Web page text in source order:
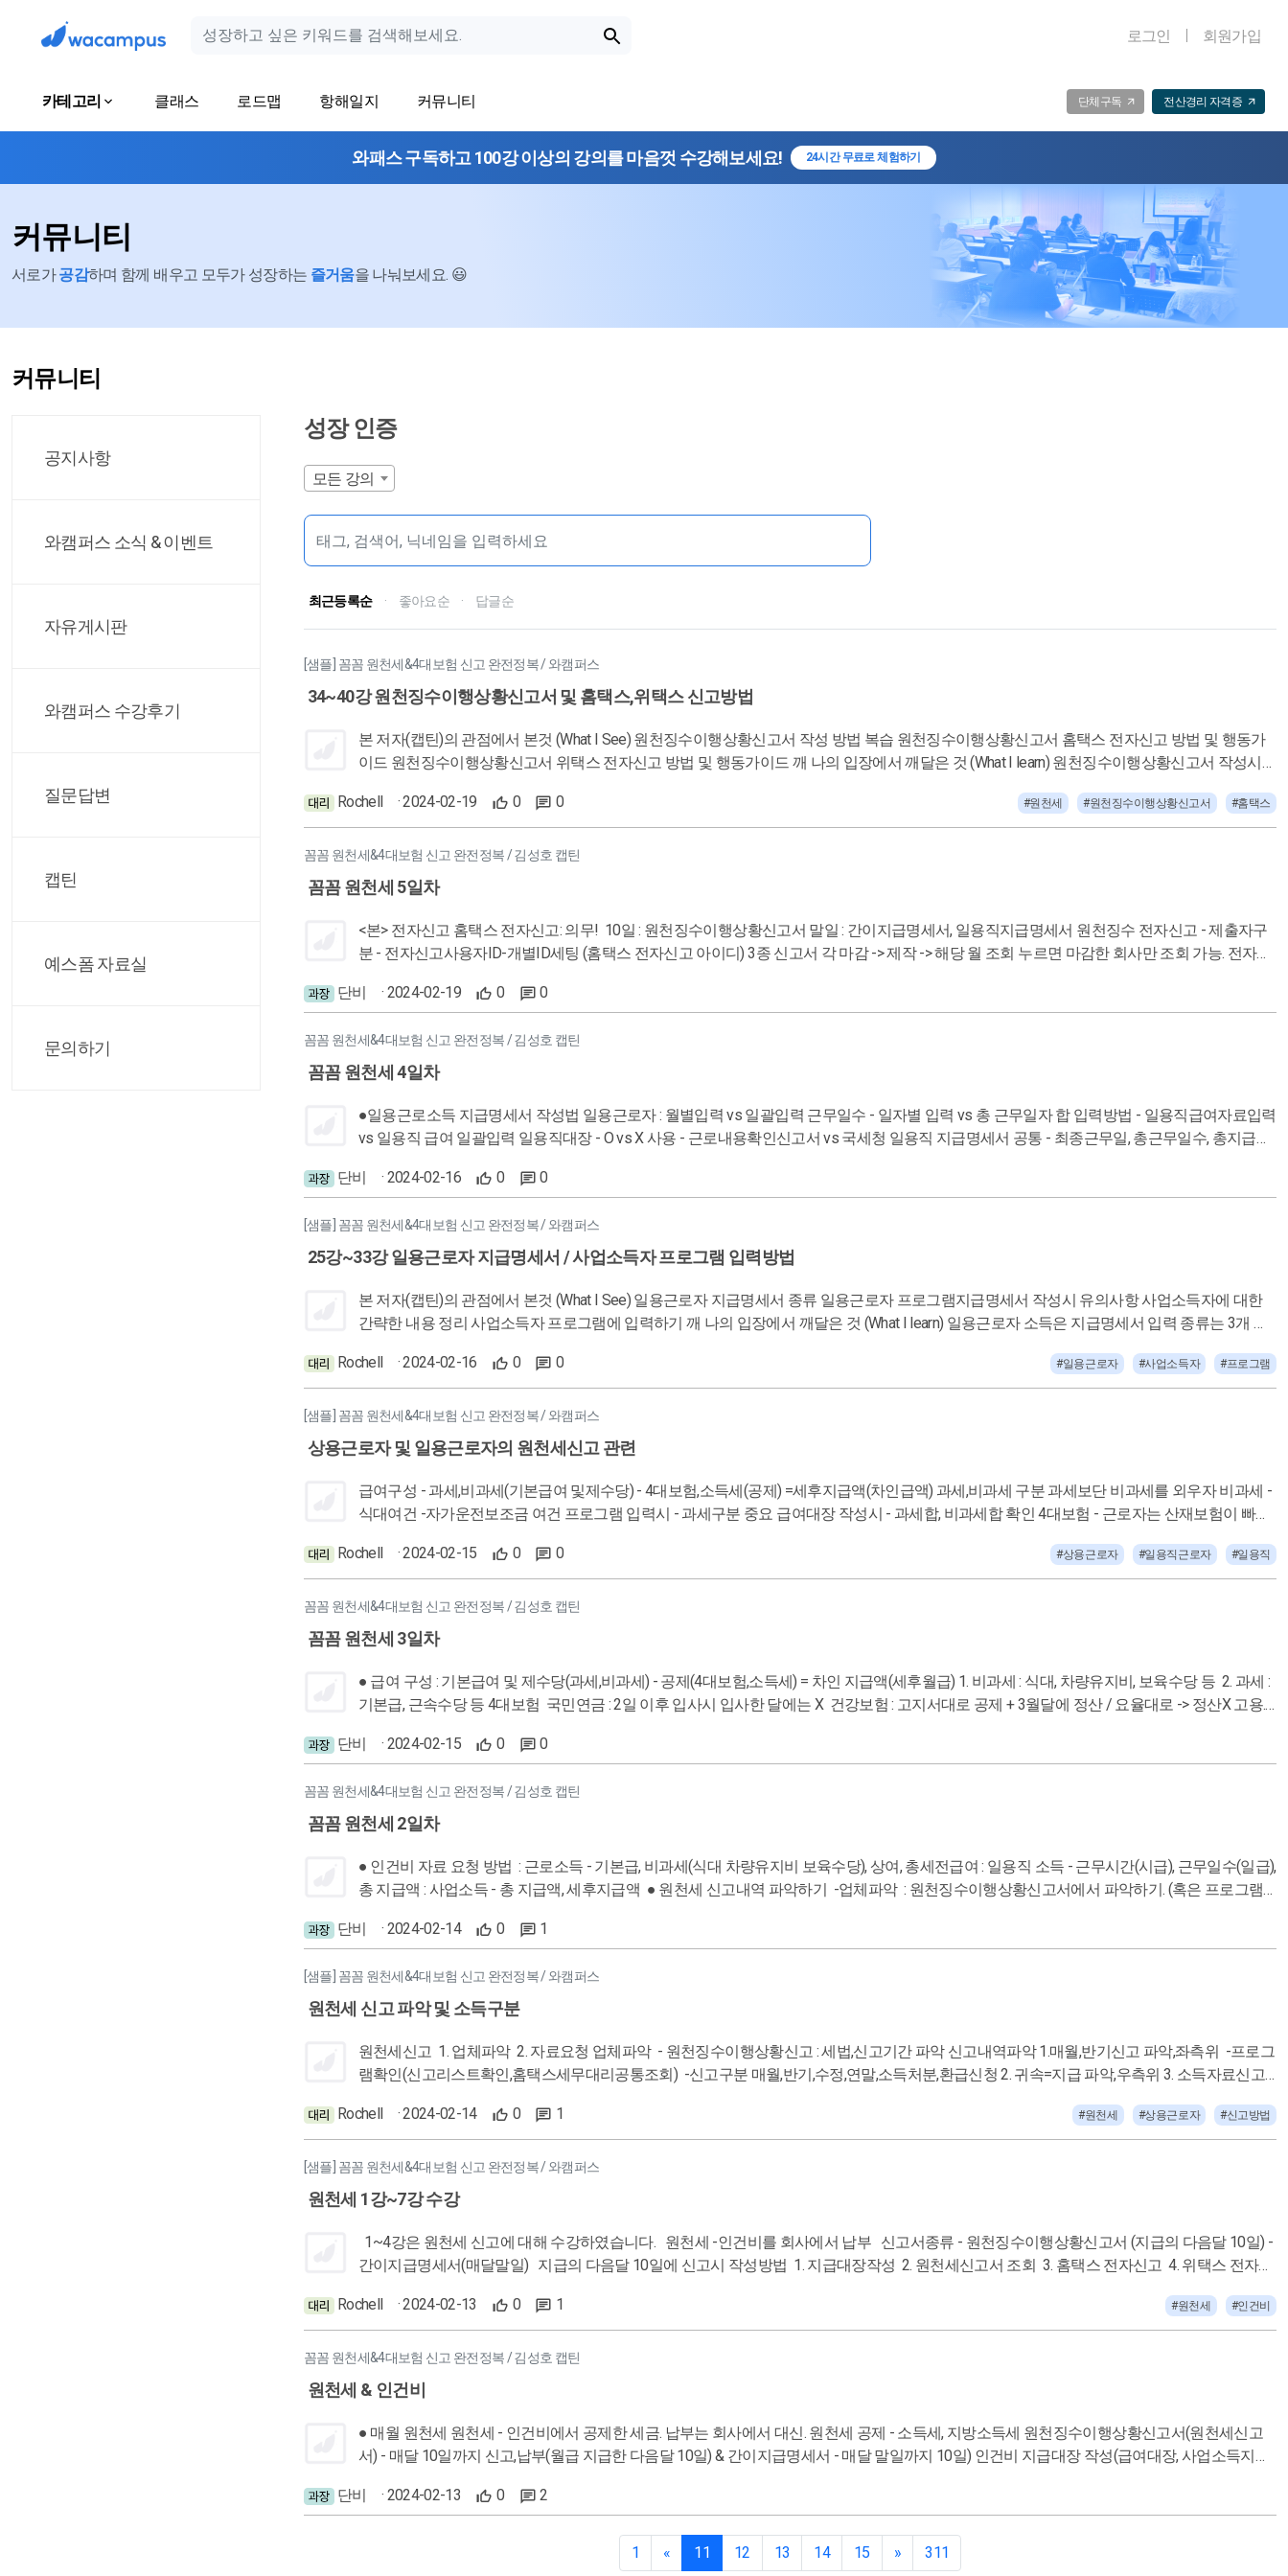
로그인 회원가입
카테고리 클래스 로드맵 항해일지 커뮤니티 단체구독 전산경리 자격증
와패스 구독하고 100강 이상의 강의를 마음껏 수강해보세요! 24시간 무료로 체험하기
커뮤니티
서로가공감하며 함께 배우고 모두가 성장하는 즐거움을 나눠보세요. 😃
커뮤니티
공지사항
와캠퍼스 소식 & 이벤트
자유게시판
와캠퍼스 수강후기
질문답변
캡틴
예스폼 자료실
문의하기
성장 인증
모든 강의
최근등록순 · 좋아요순 · 답글순
[샘플] 꼼꼼 원천세&4대보험 신고 완전정복 / 와캠퍼스
34~40강 원천징수이행상황신고서 및 홈택스,위택스 신고방법
본 저자(캡틴)의 관점에서 본것 (What I See) 원천징수이행상황신고서 작성 방법 복습 원천징수이행상황신고서 홈택스 전자신고 방법 및 행동가
이드 원천징수이행상황신고서 위택스 전자신고 방법 및 행동가이드 깨 나의 입장에서 깨달은 것 (What I learn) 원천징수이행상황신고서 작성시
납부서 업체에 발송하는 방법 적 우리(개인, 회사) 입장에서 적용 할 것 (What apply) 원천징수상황이행신고서 신고후 홈택스,위택스 신고전 금액
확인 철저 신고 완료 후 납부서 전달 할 경우 전달 방법 이전 전달방법과 동일한 방법으로 실행 거래처에서 확인은 보낸것 기준이 아닌 읽는 기준
이므로 읽었는지 반드시 확인 철저
Rochell · 2024-02-19 0 0 #원천세 #원천징수이행상황신고서 #홈택스
꼼꼼 원천세&4대보험 신고 완전정복 / 김성호 캡틴
꼼꼼 원천세 5일차
<본> 전자신고 홈택스 전자신고: 의무! 10일 : 원천징수이행상황신고서 말일 : 간이지급명세서, 일용직지급명세서 원천징수 전자신고 - 제출자구
분 - 전자신고사용자ID-개별ID세팅 (홈택스 전자신고 아이디) 3종 신고서 각 마감 -> 제작 -> 해당 월 조회 누르면 마감한 회사만 조회 가능. 전자신
치하는지 확인! - 전자파일 제출하기 신고내역 조회 - 접수증 확인, 납부서 출력(인쇄or PDF 저장) 위택스 전자신고: 선택! 전자납부번호&가상계좌
인 (인증서) - 신고하기 - 지방소득세 - 특별징수 - 일괄납부(회계프로그램) - 파일전송 일괄납부내역조회 - 가상계좌 조회 후 납부서출력 ------
-- <깨> 홈택스 전자신고시 소득별 납부금액으로 장수가 각각 나오고, 위택스 전자신고시는 한장임! -------- <적> 사장님께 납부서 전달드릴 때 신
수신확인 or 카톡 1 사라졌는지) 까지 해야 업무가 끝난거임!
단비 · 2024-02-19 0 0
꼼꼼 원천세&4대보험 신고 완전정복 / 김성호 캡틴
꼼꼼 원천세 4일차
●일용근로소득 지급명세서 작성법 일용근로자 : 월별입력 vs 일괄입력 근무일수 - 일자별 입력 vs 총 근무일자 합 입력방법 - 일용직급여자료입력
vs 일용직 급여 일괄입력 일용직대장 - O vs X 사용 - 근로내용확인신고서 vs 국세청 일용직 지급명세서 공통 - 최종근무일, 총근무일수, 총지급금
근무일수, 총지급액, 실지급액 나누는 이유 : 회사마다의 스타일일뿐,, 필요 입력자료 : 이름 , 주민번호, 비자코드(외국인), 총금액, 근무일, 월별vs일
행상황신고서 설정 - 월별 근로소득관리 - 일용직 사원등록 , 일용직급여자료입력 근로소득관리 - 일용근로소득지급명세 - 마감 독단적 판단 및
결정은 금물! 모두 사장님과 통화해서 대화 후 진행할 것 ● 사업소득자 근무조건 : 프리랜서/수당/근무장소 자율/ 업무지시X 소득구분 : 코드번호
스,배달 등 - 고용,산재보험) 비과세 : X 소득세 : 3.3% / 소액부징수 33,300원(소득세 천원 미만) / 세전 / 세후 세금정산 : 5월 종합소득세 신고 10일
에 사업소득 원천세신고 말일 -사업소득 간이지급명세서 제출 "프리랜서 용역 계약서" ※ 소득세를 대신 내줘도 경비인정 안됨! 세후 3백만원 받
작성시 합계 확인! 이름 , 주민번호, 직업파악(소득코드 구분용) , 지급금액, 귀속월, 지급월 사장님과 세전, 세후금액 확정하고 세금신고 들어가기.
--------------------------------------- 각 회사마다의 스타일과 사장님들이 원하는게 다르기때문에, 업무 하나하나를 진행하면서 독단적으로 판단하
지 말고 모두 사장님과 대화를 나눈 후 맞춰가며 입력해야 함! 고객의 니즈를 파악해서 맞춰가고, 만약에 그렇게 하면 안될 경우엔 안되는 이유
단비 · 2024-02-16 0 0
[샘플] 꼼꼼 원천세&4대보험 신고 완전정복 / 와캠퍼스
25강~33강 일용근로자 지급명세서 / 사업소득자 프로그램 입력방법
본 저자(캡틴)의 관점에서 본것 (What I See) 일용근로자 지급명세서 종류 일용근로자 프로그램지급명세서 작성시 유의사항 사업소득자에 대한
간략한 내용 정리 사업소득자 프로그램에 입력하기 깨 나의 입장에서 깨달은 것 (What I learn) 일용근로자 소득은 지급명세서 입력 종류는 3개 사
로자 소득 입력시 월별,일괄 체크하여 입력할 것 사업소득자와 프리랜서의 차이는 신고에서 차이가 있으니 확인할것 프로그램 입력시 자동으로
산출되어도 더블체크할 것
Rochell · 2024-02-16 0 0 #일용근로자 #사업소득자 #프로그램
[샘플] 꼼꼼 원천세&4대보험 신고 완전정복 / 와캠퍼스
상용근로자 및 일용근로자의 원천세신고 관련
급여구성 - 과세,비과세(기본급여 및제수당) - 4대보험,소득세(공제) =세후지급액(차인급액) 과세,비과세 구분 과세보단 비과세를 외우자 비과세 -
식대여건 -자가운전보조금 여건 프로그램 입력시 - 과세구분 중요 급여대장 작성시 - 과세합, 비과세합 확인 4대보험 - 근로자는 산재보험이 빠짐
험료율 인상 있을수있음 - 4월달 연말정산으로 인한 건강보험료 변동 - 7월달 국민연금 소득변경의달 4대보험 프로그램 입력시 - 요율로 자동계
산, 재계산이용 - 국민연금만 제외 - 사원등록 탭에서 입력칸에 따라 산출 (3) 소득세 근로소득 간이세액표 - 2023년 2월 개정된 근로소득 간이세
액표 확인 - 부양가족수 확인 - 중소기업취업자 확인 * 신청서제출후 적용할것 - 2월변동->연말정산 반영으로 인한 급여변동 소득세 프로그램 입
력주의사항 - 소득세재계산 실행함 - 부양가족수에 따라 다름 확인할것 급여대장 작성 - 지급액,공제액 입력 - 프로그램 입력시 합계액 확인 - 백데
이터 자료와 프로그램과의 차이 확인(3회) - 미숙할 경우 안되는 부분 체크, 사수랑상의 복습 1. 업체현황표 확인 (고요, 매월, 동일, 근로/사업/기타,
급여대장부,25일,메일) 2-1. 자료요청-변동없음(전원데이터복사) 3. 상여 지급시 - 전월데이터 복사(변동시입력),상여분 반영 - 포함후 고용,소득
세 요율적용 4. 신규입사자있을경우 - 이름,주민번호,기본급,비과세,입사일 - 전월데이타 복사후 추가입력 - 중도입사경우 국민연금X, 건강,장기
여부 (프로세스) 퇴사-퇴사월급여입력-중퇴자중간정산-정산소득세급여대장반영 -퇴직금-퇴직금 퇴직소득세 공제 퇴사자급여명세서 퇴직자
원천징수영수증 퇴직소득 원천징수영수증 -퇴직금종류 회사지급(퇴사전 3개월급여-소득신고함) 퇴직연금DB(퇴사전 3개월급여-소득신고함)
퇴직업금DB(매년연봉1/12 -소득신고안함) (4)일용근로자 -근무조건 3개월 미만(건설1년미만) -급여조건 시급,일당 (주15시간이상시 주휴수당)
-4대보험 고용산재,의무가입 국민건강,연금(1개월이상,8일,60시간이상,220만이상) -비과세 150,000원이하 -소득세 15만*2.7%*근무일수/소액부
징수(187,000) -연말정산(완납적징수) -일용직신고(원천세신고-10일,일용직지급조서-말일,근로내용확인신고서-15일) 실무 1개월넘을대,8일,60
시간근무시 4대보험안땔방법 - FM으로신고후 납부 - 초단기근로자, 단시간근로자 - 8일이하 60시간 근무이하 세금신고용 신고서 만듬 근로계
약서 작성 필수 일용직 급여지급명세서 -시급직 급여대장(시급확인) -일급직 급여대장(근무일확인) 일용직프로그램 입력시 - 일급,시급 확인 필
세액 999원(소액부징수) - 단 다른날과 합계액으로 천원이 넘으면 청구됌 - 급여정보에 매일지급,일정기간지급 - 악용시 세무대리인 책임 에 대
하여 수강하였습니다. 감사합니다.
Rochell · 2024-02-15 0 0 #상용근로자 #일용직근로자 #일용직
꼼꼼 원천세&4대보험 신고 완전정복 / 김성호 캡틴
꼼꼼 원천세 3일차
● 급여 구성 : 기본급여 및 제수당(과세,비과세) - 공제(4대보험,소득세) = 차인 지급액(세후월급) 1. 비과세 : 식대, 차량유지비, 보육수당 등 2. 과세 :
기본급, 근속수당 등 4대보험 국민연금 : 2일 이후 입사시 입사한 달에는 X 건강보험 : 고지서대로 공제 + 3월달에 정산 / 요율대로 -> 정산X 고용.
있음 4월 - 3월 연말정산으로 인해 변동이 있을 수 있음 7월 - 국민연금 소득 변경의 달. 요율로 재계산시 국민연금은 자동계산X ! 근로소득 간이세
3. 2월에는 연말정산 반영&간이세액표 변동으로 인해 변동이 있을 수 있음. 4대보험고지서 vs 4대보험 요율 국민연금은 둘 다 동일 건강. 고용
=> 고지서금액대로 하고 4월 연말정산분 반영 vs 요율대로 매달 하고 정산은 하지 않음 퇴직자 발생시 => 고지서대로 한 경우 퇴직 처리 후 정산분
일, 주민등록번호 받기 행동가이드! 1.급여대장을 입력할 백데이터 자료에 지급합계 총금액을 기록 2.백데이터 자료를 토대로 프로그램에 입력 3.
지급합계 & 차인지급액합계 가 내가 가진 백데이터 자료와 맞는지 확인 4.금액이 안맞을 때는 백데이터자료오 안되는 부분을 체크해서 사수에게
지급시 : 귀속 지급 조회 -> 전월 데이터 복사 -> 급여 변동사항 입력하기 (상여 탭). 상여는 보험료 및 소득세 변동이 생김! 3.신규 입사자가 있을 경
동사항 입력하기 & 입사자는 해당월 일할 급여계산(기본급/해당월 일수 * 근무일수 ) 4. 기존직원 기본급 변동 있음 : 귀속 지급 조회 -> 전월 데이
터 복사 -> 급여 변동사항 입력하기 ( 변동직원 기본급 변경) . 2대보험(건강,고용) 및 소득세 변동 있음 전월 중도 입사자의 월급도 수정입력 5. 퇴
퇴직금 -> 퇴직소득세 공제 퇴사자에게 퇴사월 급여명세서 , 퇴직자의 근로소득 원천징수영수증(퇴사한 소득세 기재), 퇴직소
득 원천징수영수증 제공 퇴사월 일할 급여 계산해서 수정입력 /* 1.퇴직금을 직접 퇴직연금 - 2.DB형 - 퇴사전 3개월 급여 3. DC형 - 매년 연
당 ( 주15시간 이상) 4대보험 : 고용 산재 의무 가입 . 국민연강,연금 : 1개월이상 8일 이상 60시간 이상 근무시 or 월 220만원 이상. 비과세 : 15
만원 이하 소득세 : (일급-15만원) * 2.7% * 근무일수 (소액부징수 187,000원) 연말정산 : X. 완납적 분리과세(소득세를 내고 나서 추후 정산 안해도
됨) ※ 소액부징수란? 원천징수세액 천원 미만이면 소득세 징수 X 일 급여액이 187,000원 이하(결정세액 999원)인 경우 X 일당을 한번에 지급시
일 일당에 대한 원천징수세액 징수 ( 합계가 천원이 넘어가기 때문) ● 일용직 채용시 10일 : 일용직 원천세 신고 말일 : 일용직 지급조서 제출 15일 :
근로내용 확인신고서 ( 고용. 산재보험을 위해 ) & 단시간근로자 표준근로계약서 작성해야 함 근무기간 1개월 넘었을 때 or 4대보험 대상자일 때
=> 1. FM으로 신고 후 4대보험 납부. 2. 8일 이하 60시간 근무 이하로 세금신고용 신고서를 만듦. (사무실마다 다를 수 있음!!) */ 일용직사원등록
- 일급직 시급직 구분. 매일지급 일정기간지급 구분.
단비 · 2024-02-15 0 0
꼼꼼 원천세&4대보험 신고 완전정복 / 김성호 캡틴
꼼꼼 원천세 2일차
● 인건비 자료 요청 방법 : 근로소득 - 기본급, 비과세(식대 차량유지비 보육수당), 상여, 총세전급여 : 일용직 소득 - 근무시간(시급), 근무일수(일급),
총 지급액 : 사업소득 - 총 지급액, 세후지급액 ● 원천세 신고내역 파악하기 -업체파악 : 원천징수이행상황신고서에서 파악하기. (혹은 프로그램
업자번호 조회 - 원천징수구분 통해 확인가능) : 귀속연월 지급연월(같은지 다른지) - 1귀1지(신고일 2.10), 1귀2지(신고일 3.10) : 소득종류 - 근로소
료 : 인건비대장, 세전 세후, 4대보험) 소득자료를 어떻게 줬는지 : 업무 대행 범위 파악 ( 서비스에 급여대장 포함 or 미포함 ) 언제 어떻게 요청할지 :
인건비 지급대장 작성을 거래처에서 하면 -> 매달 초 세무대리인이 하면 -> 급여일 2~3일 전. : 카톡 or 문자 or 이메일 or 전화 등.
청( 전체 일괄 메세지 & 기존신고자에게 1:1 요청 ) 2. 받은 자료로 신고가 가능한지 파악 ( 소득 구분을 제대로 한건지, 신고할 금액 및 공제할 금액
이 맞는지) 3. 부족한 자료 재요청( 전월 신고내역 참고 ) 4. 신고 내역 확정 ( 인건비 합계가 일치하도록! ) # 재요청을 하지 않으려면 처음에 필요내
대장 전달하며 금액확인 검토요청 드리기. 원천세 신고용 파일을 만들어 홈택스 전자신고 / 지방소득세 파일 만들어 위택스 전자신고 거래처에
소득세 & 지방세 납부서 전달 / 전달 확인 & 납부마감일 안내 내가 신고할 거래처 리스트 & 신고한 개수가 맞는지 확인 ● 상용근로자 근무조건 :
주5일, 하루8시간, 최저임금 급여 : 매월 월급날 지급 4대보험 : 1개월 이상 / 8일 이상/ 60시간 이상 근무 비과세 : 식대, 자가운전보조금, 자녀보육
수당(6세이하) 소득세 정산 : 간이세액표, 근로소득세, 연말정산 퇴직금 : 1년 이상 다니는 경우 채용시 -> 근로계약서(입사일,근무시간,월급여,기타
수당) 작성 -> 급여대장 세팅 -> 급여명세서 완료
단비 · 2024-02-14 0 1
[샘플] 꼼꼼 원천세&4대보험 신고 완전정복 / 와캠퍼스
원천세 신고 파악 및 소득구분
원천세신고 1. 업체파악 2. 자료요청 업체파악 - 원천징수이행상황신고 : 세법,신고기간 파악 신고내역파악 1.매월,반기신고 파악,좌측위 -프로그
램확인(신고리스트확인,홈택스세무대리공통조회) -신고구분 매월,반기,수정,연말,소득처분,환급신청 2. 귀속=지급 파악,우측위 3. 소득자료신고
은지 다른지 소득내역 파악 프로그램확인방법 - 연말정산등 신고검토표 확인 소득구분 - 간이세액 - 중도퇴사 - 일용 - 연말정산 - 퇴직소득/
그외 퇴직금 그외,바로정산 - 사업소득/매월징수 프리랜서 - 기타소득/그외 (22%그외) - 이자소득 - 배당소득 배당금을 지급 업체파악 1차 완료
가이드 월별,반기 신고파악 귀속문제 전월소득 소득 파악 소득자소득구분 2차 업체파악 자료요청 - 어떤신고를 했는가 - 업무방법(내부업무자
료) 업대대행 범위 - 급여대장 미포함, 포함으로 나뉨 - 포함(4대보험,소득세) 기장서비스 진행 - 업무대행범위 파악, 준비 (신고만 / 급여대장포함)
->포함시 4대보험 산출내역, 요율대로 - 거래처 작성시 10일 2,3일전 요청 - 세무대리인시 급여일 2,3일전 요청 자료요청방법 - 카톡,문자,이메일,
수기전화 ※사장기존 커뮤니케이션 파악후 업체현황표 1. 신고구분,귀속.지급 2. 소득구분 3.급여대장작성, 급지 4.4대보험 자료수거 2차 업체파
악 자료요청 - 어떤신고를 했는가 - 업무방법(내부업무자료) 업대대행 범위 - 급여대장 미포함, 포함으로 나뉨 - 포함(4대보험,소득세) 기장서비스
시 급여일 2,3일전 요청 자료요청방법 - 카톡,문자,이메일,수기전화 ※사장기존 커뮤니케이션 파악후 내가할일정리 -신고구분,귀속확인,소득내
역 확인후 자료요청 - 거래처추가,지급명세서 제출용 정리 QA - 거래처던달자료로 업무파악 - 4대보험 고지내역,요율내역 파악 - 전달방법 (카
톡,문자,이메일,전화) 자료요청 잘하기 1. 인건비 자료요청 - 전체거래처메세지 발송 - 기존인건비신고자 1:1요청 (변동이있는지,새로운근로자
세,4대보험 빠진경우 (우리가업무처리했는지파악) - 근무날자,시간외근무 (파악불가능시 재요청) 합계를 급여대장합계가 같아야함 - 과세,
징수 5. 인건비서비스 기준 정하고 고객응대 - 신규채용(모두안내) - 해주세요(1,2명 가능) - 직원수(5명)많으면 경리,노무사대행 가이드 - 신고했
던 이력이없다->주민등록번호요청 - 근무날짜있는데 지급금액이 없는경우 재요청 - 원천세신고 신고내용 누락시 재요청 행동가이드 1. 신고거
래처 파악 - 신고업체개수 확인 2.자료요청 - 급여대장 대리작성시 :급여지급일(2,3일전) - 신고만 : 매달초 3. 신고방법확정 - 기록확인 4. 신고
서 작성하기 - 소득 프로그램 입력(귀,지체크) - 급여대장 대차확인 - 금액확인검토 - 신고서 불러오기 - 마감 - 신고파일작성 - 홈택스 신고 - 납,
접수증 출력 - 지방소득세 신고 5. 발송하기 - 거래서 소,지방세 납부서 전달 - 납부 마감일 안내 - 신고할 리스트 및 신고개수 확인 인건비 작성
Rochell · 2024-02-14 0 1 #원천세 #상용근로자 #신고방법
[샘플] 꼼꼼 원천세&4대보험 신고 완전정복 / 와캠퍼스
원천세 1강~7강 수강
1~4강은 원천세 신고에 대해 수강하였습니다. 원천세 -인건비를 회사에서 납부 신고서종류 - 원천징수이행상황신고서 (지급의 다음달 10일) -
간이지급명세서(매달말일) 지급의 다음달 10일에 신고시 작성방법 1. 지급대장작성 2. 원천세신고서 조회 3. 홈택스 전자신고 4. 위택스 전자신
년) - 사업,기타 간이지급작성시 지급명세서 면제 매월/반기 [홈택스확인가능] - 반기(7월10일,1월10일) 20인이하, 6,12월 할때마다 신청 [사장선
호도가있으므로 사장에게 문의 후 진행할 것] 1년납 명세서 - 2.28(이자,배당,기티) - 3.10(근로,퇴직,사업) (매월간이제출시 사업,기타소득 지급명
세서제출안해도됌) *폐업시 폐업날 작성 1. 인건비내역 확인(퇴직일용사업기타등신고검토표) 2. 각소득별소득자료제출집계표 조회 마감 3. 홈택
스 신고 가산세 - 간이지급명세서 0.25%, 0.125% - 일반 1%, 0.5% 5~7강은 인건비에 대한 수업으로 자주 묻는 질문 및 신고필요서류에대하여 수
강하엿습니다. 인건비 - 상용근로 (간이세액표,4대보험적용) - 일용근로 (1일 15이하 비과세,8일이상 근무시 4대보험적용) - 퇴직소득 (1년이상
근무시,간이세액표,4대보험적용안함) - 사업소득 (3.3%,4대보험적용안됌) - 기타소득 (22%,4.4%,8.8%,4대보험적용안됌) 소득신고 - 고용관계없
이 근로제공->인적용역 - 임금 시급 및 3개월미만(건설1년)->일용근로 - 외 ->상용 4대보험 국민연금 (9,4.5,4.5) 국민건강 (7.09,3.545,3,535) 장기
됌 - 3.3%세금을내나, 4대보험문제인건비 신고필요서류 - 공통 : 인적사항 - 상용 : 근로자의 세전급여 - 일용 : 근무시간, 일수 - 퇴직 : 퇴금금액,사
업소득 - 사업 : 사업소득 - 기타,이자 : 각 소득금액 - 배당 : 배당금결정내역 자료요청 (몇일까지 전달요청, 이메일, 카톡등 요청) - 지급대장 파일
발송 후 작성요청가있음 금일 수강 내용 요약본으로 인증합니다. 감사합니다.
Rochell · 2024-02-13 0 1 #원천세 #인건비
꼼꼼 원천세&4대보험 신고 완전정복 / 김성호 캡틴
원천세 & 인건비
● 매월 원천세 원천세 - 인건비에서 공제한 세금. 납부는 회사에서 대신. 원천세 공제 - 소득세, 지방소득세 원천징수이행상황신고서(원천세신고
서) - 매달 10일까지 신고,납부(월급 지급한 다음달 10일) & 간이지급명세서 - 매달 말일까지 10일) 인건비 지급대장 작성(급여대장, 사업소득지급
=> 무조건 한장 거래처에 납부서 전달(소득세 합계금액 맞는지 확인) 소득세의 10%가 지방소득세이지만, 원단위절사로 인해 100% 일치하지 않을
세서를 조회(&마감버튼 누르기) 후 홈택스에 신고 --------------------------- ● 1년 원천세 간이지급명세서 - 매달 / 지급명세서(=원천징수영수증) - 1
년합계 23년도부터는 간이지급명세서 제출시 지급명세서 제출 면제(사업소득, 기타소득) 원천세 반기별 납부 제도 - 1년에 2회만 신고 납부.
단비 · 2024-02-13 0 2
1 « 11 12 13 14 15 » 311